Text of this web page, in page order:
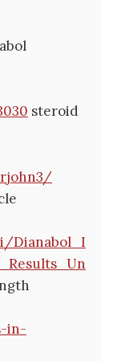
steroid
Dianabol_I
in-